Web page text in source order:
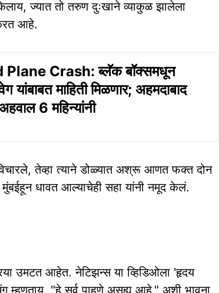
ज्यात तो तरुण दुःखाने व्याकुळ झालेला
आहे.
Crash: ब्लॅक बॉक्समधून
यांबाबत माहिती मिळणार; अहमदाबाद
6 महिन्यांनी
तेव्हा त्याने डोळ्यात अश्रू आणत फक्त दोन
मुंबईहून धावत आल्याचेही सहा यांनी नमूद केलं.
उमटत आहेत. नेटिझन्स या व्हिडिओला 'हृदय